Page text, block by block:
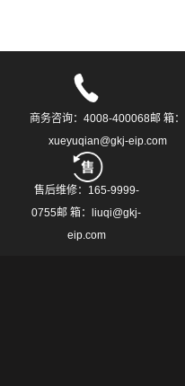
商务咨询：4008-400068邮 箱：
xueyuqian@gkj-eip.com
售后维修：165-9999-
0755邮 箱：liuqi@gkj-
eip.com